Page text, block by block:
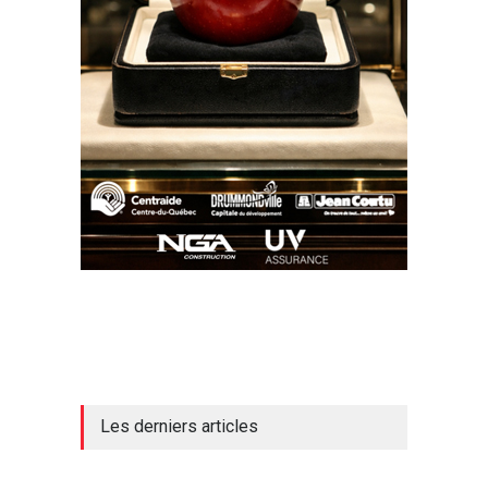
Les derniers articles